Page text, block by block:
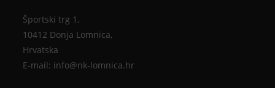
Športski trg 1,
10412 Donja Lomnica,
Hrvatska
E-mail: info@nk-lomnica.hr